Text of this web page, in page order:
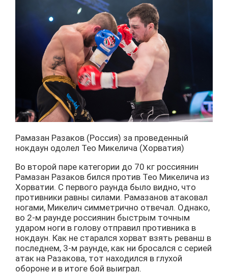
Рамазан Разаков (Россия) за проведенный
нокдаун одолел Тео Микелича (Хорватия)
Во второй паре категории до 70 кг россиянин
Рамазан Разаков бился против Тео Микелича из
Хорватии. С первого раунда было видно, что
противники равны силами. Рамазанов атаковал
ногами, Микелич симметрично отвечал. Однако,
во 2-м раунде россиянин быстрым точным
ударом ноги в голову отправил противника в
нокдаун. Как не старался хорват взять реванш в
последнем, 3-м раунде, как ни бросался с серией
атак на Разакова, тот находился в глухой
обороне и в итоге бой выиграл.